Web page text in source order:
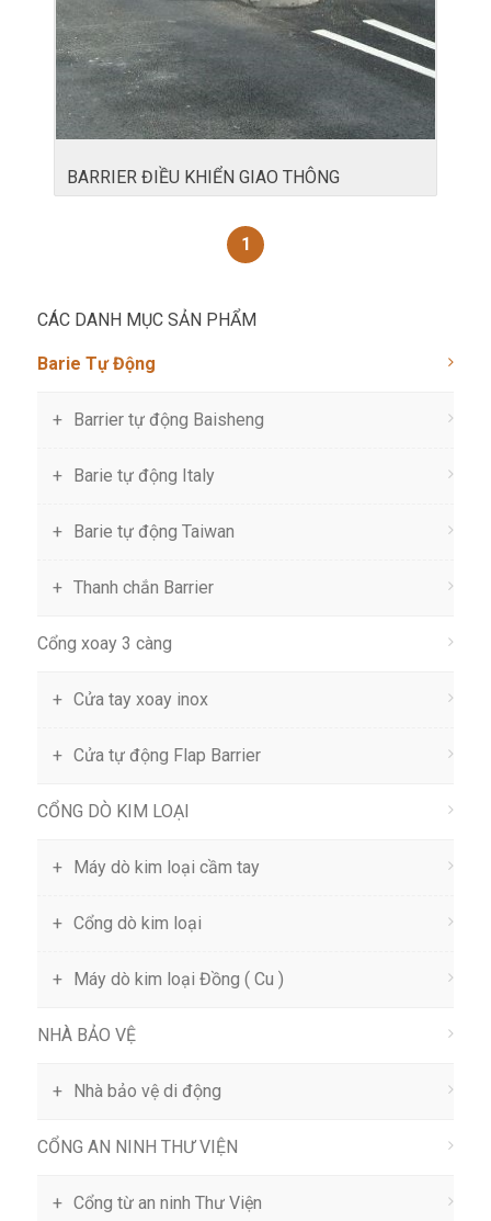
BARRIER ĐIỀU KHIỂN GIAO THÔNG
1
CÁC DANH MỤC SẢN PHẨM
Barie Tự Động
Barrier tự động Baisheng
Barie tự động Italy
Barie tự động Taiwan
Thanh chắn Barrier
Cổng xoay 3 càng
Cửa tay xoay inox
Cửa tự động Flap Barrier
CỔNG DÒ KIM LOẠI
Máy dò kim loại cầm tay
Cổng dò kim loại
Máy dò kim loại Đồng ( Cu )
NHÀ BẢO VỆ
Nhà bảo vệ di động
CỔNG AN NINH THƯ VIỆN
Cổng từ an ninh Thư Viện